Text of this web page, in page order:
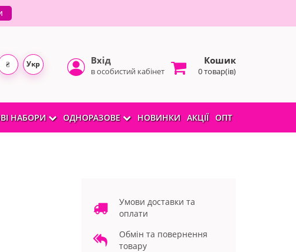
₴ Укр Вхід
в особистий кабінет
Кошик
0 товар(ів)
НАБОРИ ОДНОРАЗОВЕ НОВИНКИ АКЦІЇ ОПТ
Умови доставки та
оплати
Обмін та повернення
товару